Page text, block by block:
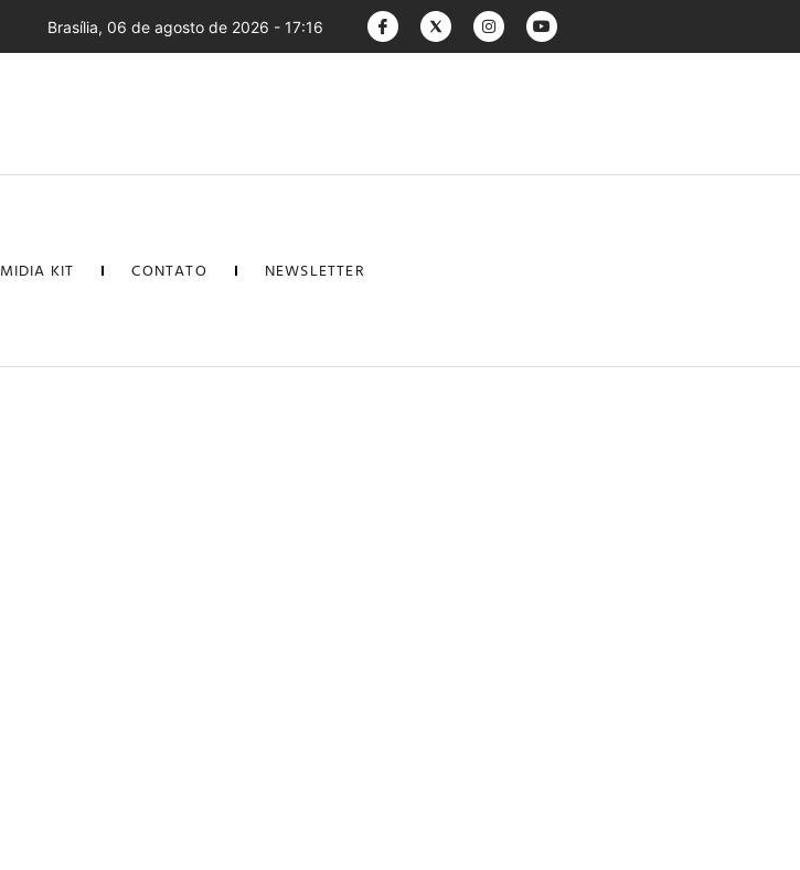
Brasília, 06 de agosto de 2026 - 17:16
MIDIA KIT CONTATO NEWSLETTER